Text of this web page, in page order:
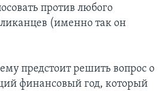
против любого
(именно так он
предстоит решить вопрос о
финансовый год, который